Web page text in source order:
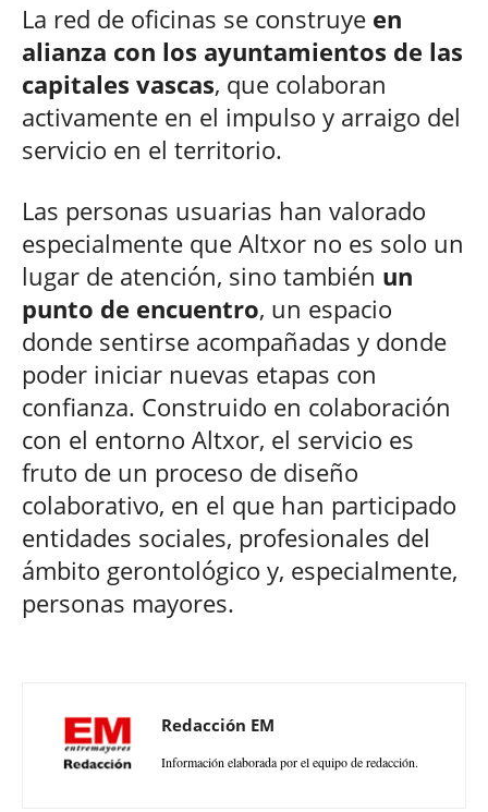
La red de oficinas se construye en
alianza con los ayuntamientos de las
capitales vascas, que colaboran
activamente en el impulso y arraigo del
servicio en el territorio.
Las personas usuarias han valorado
especialmente que Altxor no es solo un
lugar de atención, sino también un
punto de encuentro, un espacio
donde sentirse acompañadas y donde
poder iniciar nuevas etapas con
confianza. Construido en colaboración
con el entorno Altxor, el servicio es
fruto de un proceso de diseño
colaborativo, en el que han participado
entidades sociales, profesionales del
ámbito gerontológico y, especialmente,
personas mayores.
Redacción EM
Información elaborada por el equipo de redacción.